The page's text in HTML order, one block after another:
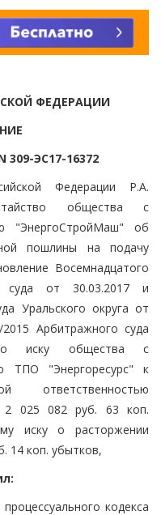
ФЕДЕРАЦИИ
309-ЭС17-16372
Федерации Р.А.
общества с
"ЭнергоСтройМаш" об
пошлины на подачу
Восемнадцатого
суда от 30.03.2017 и
Уральского округа от
Арбитражного суда
по иску общества с
ТПО "Энергоресурс" к
ответственностью
2 025 082 руб. 63 коп.
иску о расторжении
14 коп. убытков,
кодекса